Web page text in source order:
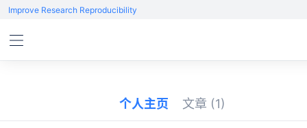
Improve Research Reproducibility
个人主页 文章 (1)